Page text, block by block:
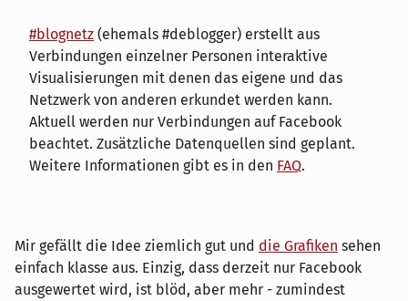
#blognetz (ehemals #deblogger) erstellt aus
Verbindungen einzelner Personen interaktive
Visualisierungen mit denen das eigene und das
Netzwerk von anderen erkundet werden kann.
Aktuell werden nur Verbindungen auf Facebook
beachtet. Zusätzliche Datenquellen sind geplant.
Weitere Informationen gibt es in den FAQ.
Mir gefällt die Idee ziemlich gut und die Grafiken sehen
einfach klasse aus. Einzig, dass derzeit nur Facebook
ausgewertet wird, ist blöd, aber mehr - zumindest